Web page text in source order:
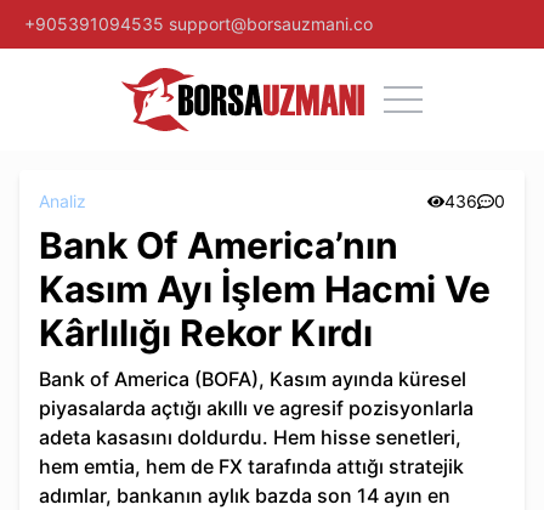
+905391094535 support@borsauzmani.co
Analiz 436 0
Bank Of America’nın
Kasım Ayı İşlem Hacmi Ve
Kârlılığı Rekor Kırdı
Bank of America (BOFA), Kasım ayında küresel
piyasalarda açtığı akıllı ve agresif pozisyonlarla
adeta kasasını doldurdu. Hem hisse senetleri,
hem emtia, hem de FX tarafında attığı stratejik
adımlar, bankanın aylık bazda son 14 ayın en